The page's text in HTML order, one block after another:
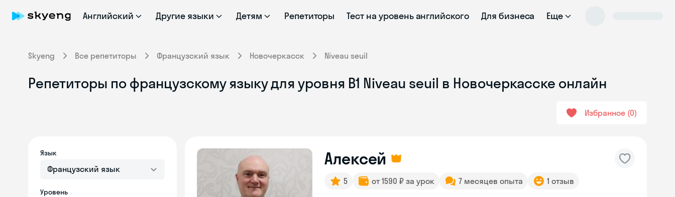
Английский Другие языки Детям Репетиторы Тест на уровень английского Для бизнеса Еще
Skyeng Все репетиторы Французский язык Новочеркасск Niveau seuil
Репетиторы по французскому языку для уровня B1 Niveau seuil в Новочеркасске онлайн
Избранное 0
Язык
Французский язык
Уровень
Алексей
5 от 1590 ₽ за урок 7 месяцев опыта 1 отзыв